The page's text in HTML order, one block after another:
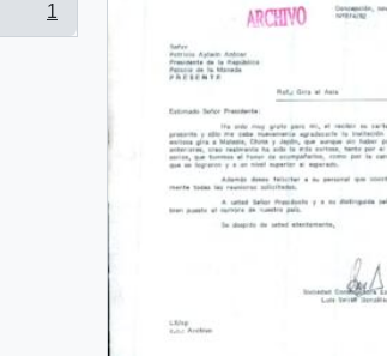
1